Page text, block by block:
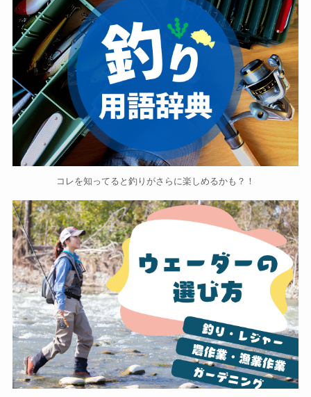
コレを知ってると釣りがさらに楽しめるかも？！